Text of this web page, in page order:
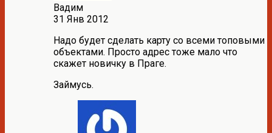
Вадим
31 Янв 2012
Надо будет сделать карту со всеми топовыми
объектами. Просто адрес тоже мало что
скажет новичку в Праге.
Займусь.